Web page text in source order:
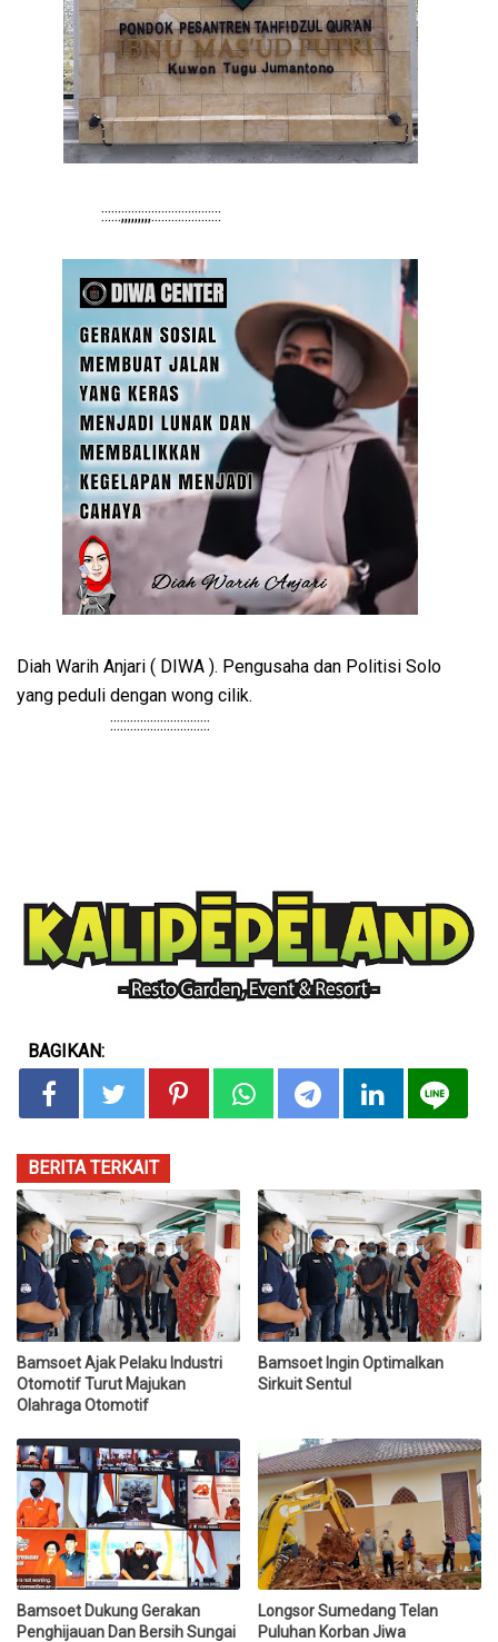
::::::;;;;;;;;;:::::::::::::::::::::
Diah Warih Anjari ( DIWA ). Pengusaha dan Politisi Solo
yang peduli dengan wong cilik.
::::::::::::::::::::::::::::::
BAGIKAN:
BERITA TERKAIT
Bamsoet Ajak Pelaku Industri
Otomotif Turut Majukan
Olahraga Otomotif
Bamsoet Ingin Optimalkan
Sirkuit Sentul
Bamsoet Dukung Gerakan
Penghijauan Dan Bersih Sungai
Longsor Sumedang Telan
Puluhan Korban Jiwa